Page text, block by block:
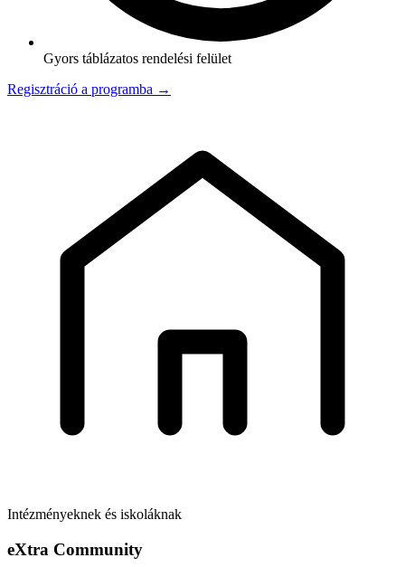
Gyors táblázatos rendelési felület
Regisztráció a programba →
Intézményeknek és iskoláknak
eXtra Community